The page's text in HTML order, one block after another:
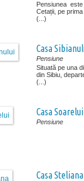
Pensiunea
Cetații, pe
(...)
Casa
Pensiune
Situată pe una
din Sibiu,
(...)
Casa Soarelui
Pensiune
Casa Steliana